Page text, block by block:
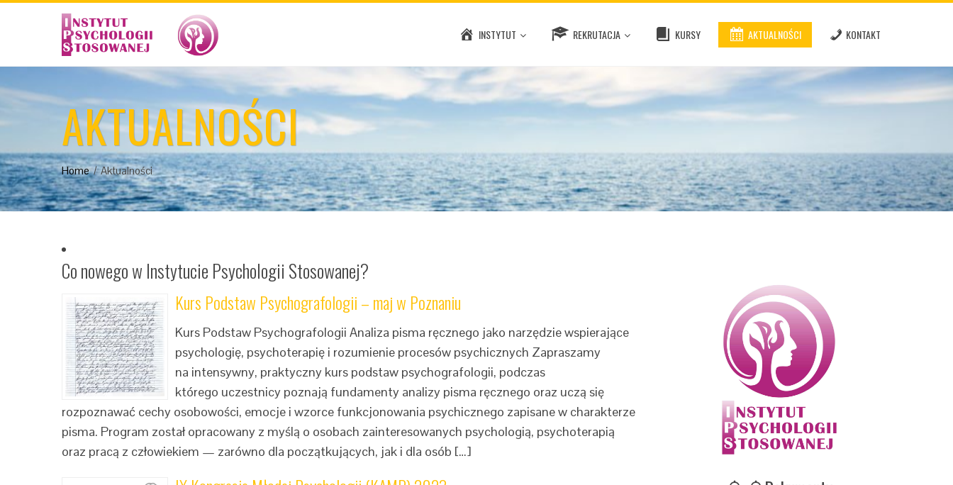
INSTYTUT REKRUTACJA KURSY AKTUALNOŚCI KONTAKT
AKTUALNOŚCI
Home Aktualności
Co nowego w Instytucie Psychologii Stosowanej?
Kurs Podstaw Psychografologii – maj w Poznaniu
Kurs Podstaw Psychografologii Analiza pisma ręcznego jako narzędzie wspierające
psychologię, psychoterapię i rozumienie procesów psychicznych Zapraszamy
na intensywny, praktyczny kurs podstaw psychografologii, podczas
którego uczestnicy poznają fundamenty analizy pisma ręcznego oraz uczą się
rozpoznawać cechy osobowości, emocje i wzorce funkcjonowania psychicznego zapisane w charakterze
pisma. Program został opracowany z myślą o osobach zainteresowanych psychologią, psychoterapią
oraz pracą z człowiekiem — zarówno dla początkujących, jak i dla osób […]